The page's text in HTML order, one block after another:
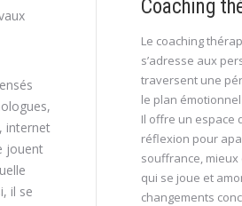
internet
jouent
il se
Coaching
Le coaching
s’adresse aux
traversent une
le plan
Il offre un espace
réflexion pour
souffrance, mieux
qui se joue et
changements